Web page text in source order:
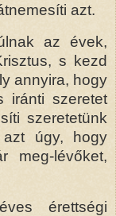
azt.
az évek,
s kezd
annyira, hogy
iránti szeretet
szeretetünk
úgy, hogy
meg-lévőket,
érettségi